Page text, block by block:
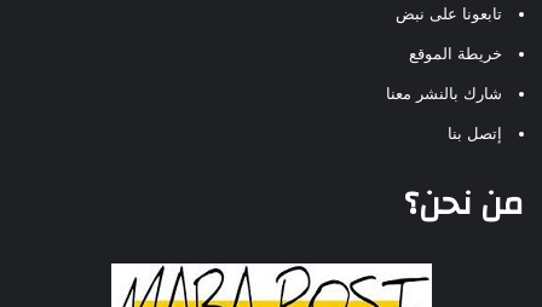
تابعونا على نبض
خريطة الموقع
شارك بالنشر معنا
إتصل بنا
من نحن؟